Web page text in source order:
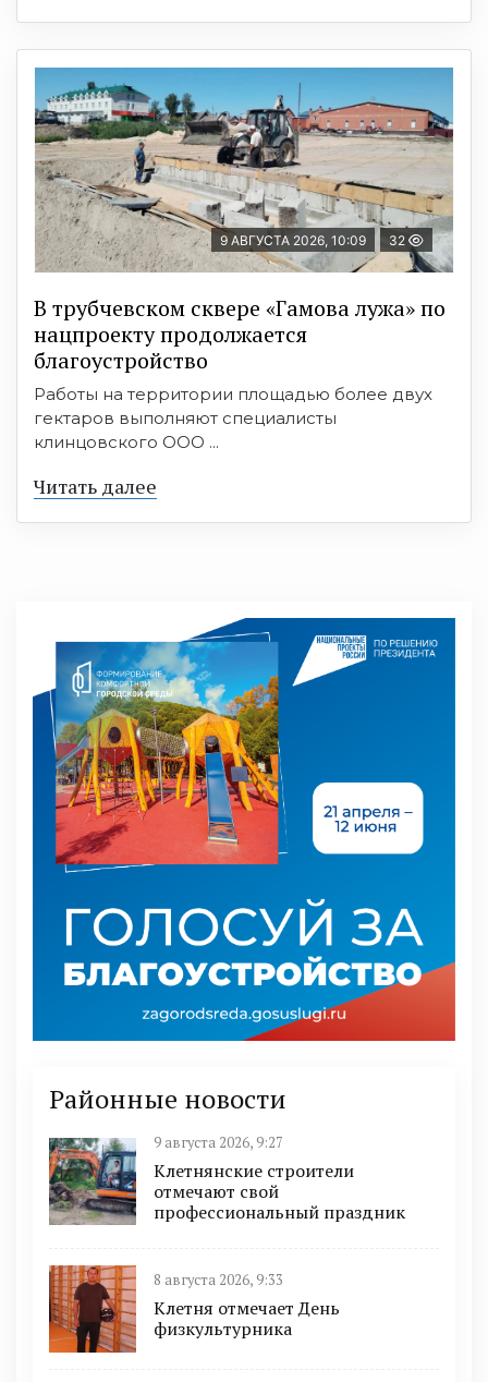
9 АВГУСТА 2026, 10:09 32
В трубчевском сквере «Гамова лужа» по
нацпроекту продолжается
благоустройство
Работы на территории площадью более двух
гектаров выполняют специалисты
клинцовского ООО ...
Читать далее
Районные новости
9 августа 2026, 9:27
Клетнянские строители
отмечают свой
профессиональный праздник
8 августа 2026, 9:33
Клетня отмечает День
физкультурника